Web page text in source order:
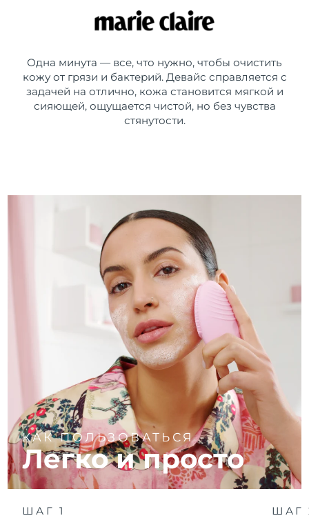
Одна минута — все, что нужно, чтобы очистить
кожу от грязи и бактерий. Девайс справляется с
задачей на отлично, кожа становится мягкой и
сияющей, ощущается чистой, но без чувства
стянутости.
КАК ПОЛЬЗОВАТЬСЯ
Легко и просто
ШАГ 1 ШАГ